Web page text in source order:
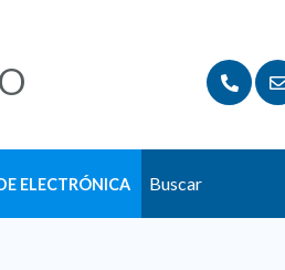
ELECTRÓNICA